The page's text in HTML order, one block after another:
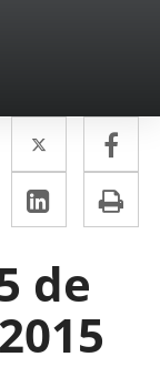
Twitter
Enlace
a
una
externa.
a
LinkedIn
Enlace
a
una
externa.
de